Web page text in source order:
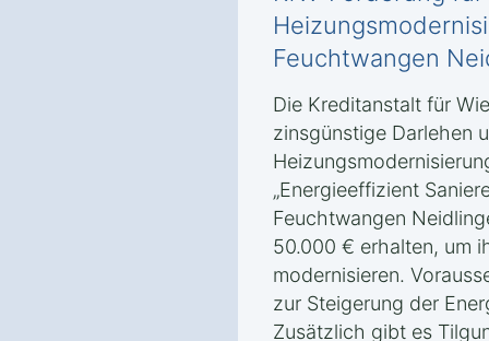
Feuchtwangen
Die Kreditanstalt für
zinsgünstige Darlehen
„Energieeffizient
Feuchtwangen
50.000 € erhalten, um
modernisieren.
zur Steigerung der
Zusätzlich gibt es